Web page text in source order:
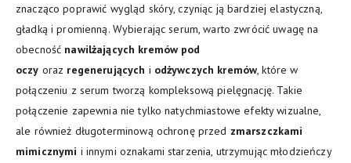
znacząco poprawić wygląd skóry, czyniąc ją bardziej elastyczną,
gładką i promienną. Wybierając serum, warto zwrócić uwagę na
obecność nawilżających kremów pod
oczy oraz regenerujących i odżywczych kremów, które w
połączeniu z serum tworzą kompleksową pielęgnację. Takie
połączenie zapewnia nie tylko natychmiastowe efekty wizualne,
ale również długoterminową ochronę przed zmarszczkami
mimicznymi i innymi oznakami starzenia, utrzymując młodzieńczy